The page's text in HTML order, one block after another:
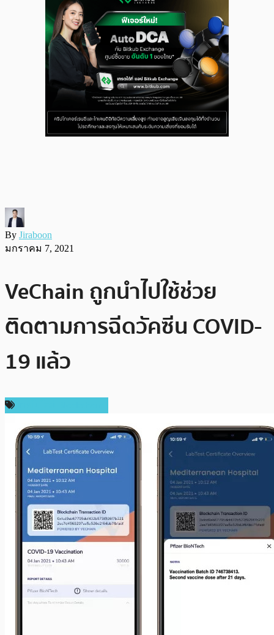
By Jiraboon
มกราคม 7, 2021
VeChain ถูกนำไปใช้ช่วย
ติดตามการฉีดวัคซีน COVID-
19 แล้ว